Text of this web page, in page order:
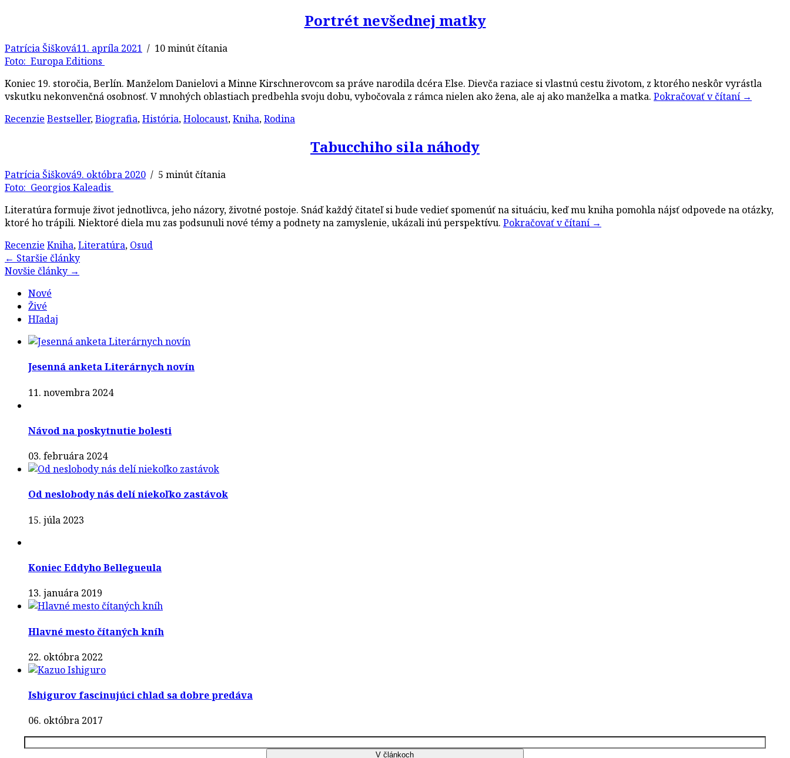
Portrét nevšednej matky
Patrícia Šišková11. apríla 2021 / 10 minút čítania
Foto: Europa Editions
Koniec 19. storočia, Berlín. Manželom Danielovi a Minne Kirschnerovcom sa práve narodila dcéra Else. Dievča raziace si vlastnú cestu životom, z ktorého neskôr vyrástla
vskutku nekonvenčná osobnosť. V mnohých oblastiach predbehla svoju dobu, vybočovala z rámca nielen ako žena, ale aj ako manželka a matka. Pokračovať v čítaní →
Recenzie Bestseller,Biografia,História,Holocaust,Kniha,Rodina
Tabucchiho sila náhody
Patrícia Šišková9. októbra 2020 / 5 minút čítania
Foto: Georgios Kaleadis
Literatúra formuje život jednotlivca, jeho názory, životné postoje. Snáď každý čitateľ si bude vedieť spomenúť na situáciu, keď mu kniha pomohla nájsť odpovede na otázky,
ktoré ho trápili. Niektoré diela mu zas podsunuli nové témy a podnety na zamyslenie, ukázali inú perspektívu. Pokračovať v čítaní →
Recenzie Kniha,Literatúra, Osud
Post
navigation
← Staršie články
Novšie články →
Nové
Živé
Hľadaj
Jesenná anketa Literárnych novín
11. novembra 2024
Návod na poskytnutie bolesti
03. februára 2024
Od neslobody nás delí niekoľko zastávok
15. júla 2023
Koniec Eddyho Bellegueula
13. januára 2019
Hlavné mesto čítaných kníh
22. októbra 2022
Ishigurov fascinujúci chlad sa dobre predáva
06. októbra 2017